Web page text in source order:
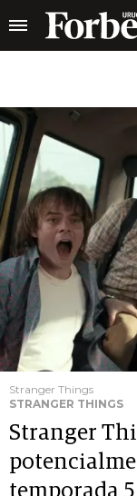
Stranger Things
STRANGER THINGS
Stranger
temporada 5